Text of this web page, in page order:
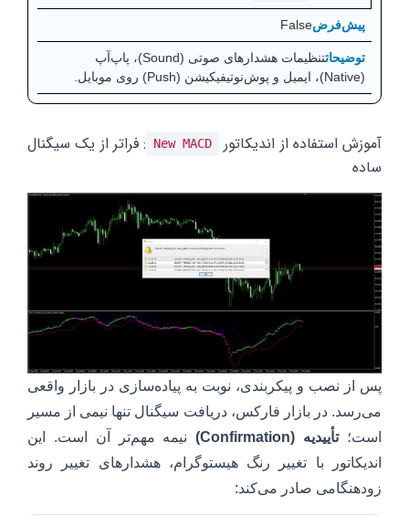
False
تنظیمات هشدارهای صوتی (Sound)، پاپ‌آپ
(Native)، ایمیل و پوش‌نوتیفیکیشن (Push) روی موبایل.
آموزش استفاده از اندیکاتور New MACD
: فراتر از یک سیگنال
ساده
پس از نصب و پیکربندی، نوبت به پیاده‌سازی در بازار واقعی
می‌رسد. در بازار فارکس، دریافت سیگنال تنها نیمی از مسیر
است؛تأییدیه (Confirmation)
نیمه مهم‌تر آن است. این
اندیکاتور با تغییر رنگ هیستوگرام، هشدارهای تغییر روند
زودهنگامی صادر می‌کند: